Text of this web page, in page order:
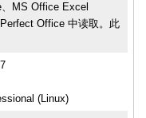
MS Office Excel
Office 中读取。此
(Linux)